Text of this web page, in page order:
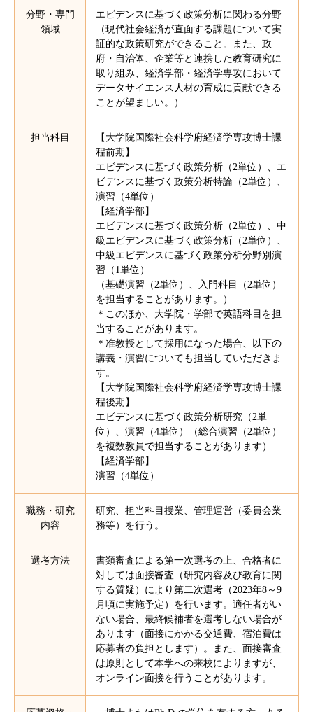
分野・専門
領域
エビデンスに基づく政策分析に関わる分野
（現代社会経済が直面する課題について実
証的な政策研究ができること。また、政
府・自治体、企業等と連携した教育研究に
取り組み、経済学部・経済学専攻において
データサイエンス人材の育成に貢献できる
ことが望ましい。）
担当科目
【大学院国際社会科学府経済学専攻博士課
程前期】
エビデンスに基づく政策分析（2単位）、エ
ビデンスに基づく政策分析特論（2単位）、
演習（4単位）
【経済学部】
エビデンスに基づく政策分析（2単位）、中
級エビデンスに基づく政策分析（2単位）、
中級エビデンスに基づく政策分析分野別演
習（1単位）
（基礎演習（2単位）、入門科目（2単位）
を担当することがあります。）
＊このほか、大学院・学部で英語科目を担
当することがあります。
＊准教授として採用になった場合、以下の
講義・演習についても担当していただきま
す。
【大学院国際社会科学府経済学専攻博士課
程後期】
エビデンスに基づく政策分析研究（2単
位）、演習（4単位）（総合演習（2単位）
を複数教員で担当することがあります）
【経済学部】
演習（4単位）
職務・研究
内容
研究、担当科目授業、管理運営（委員会業
務等）を行う。
選考方法
書類審査による第⼀次選考の上、合格者に
対しては⾯接審査（研究内容及び教育に関
する質疑）により第⼆次選考（2023年8～9
月頃に実施予定）を⾏います。適任者がい
ない場合、最終候補者を選考しない場合が
あります（面接にかかる交通費、宿泊費は
応募者の負担とします）。また、面接審査
は原則として本学への来校によりますが、
オンライン面接を行うことがあります。